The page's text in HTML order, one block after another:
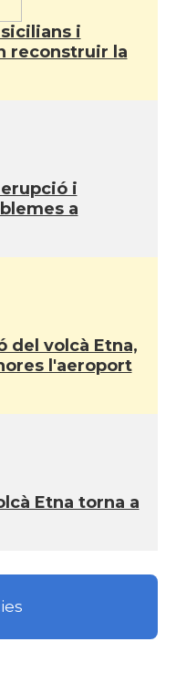
i
reconstruir la
i
a
del volcà Etna,
l'aeroport
Etna torna a